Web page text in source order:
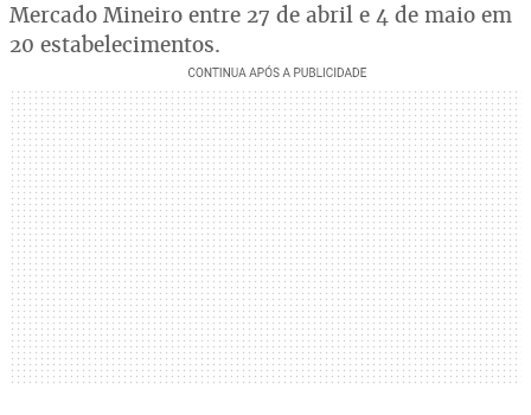
Mercado Mineiro entre 27 de abril e 4 de maio em
20 estabelecimentos.